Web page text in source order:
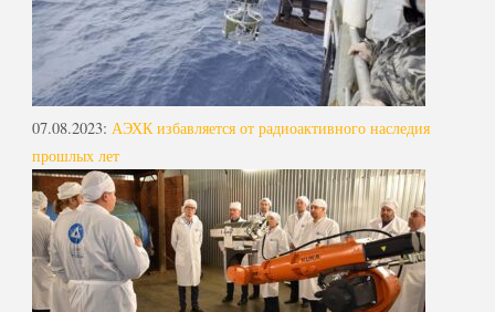
07.08.2023: АЭХК избавляется от радиоактивного наследия
прошлых лет